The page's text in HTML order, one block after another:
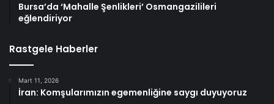
Bursa’da ‘Mahalle Şenlikleri’ Osmangazilileri
eğlendiriyor
Rastgele Haberler
Mart 11, 2026
İran: Komşularımızın egemenliğine saygı duyuyoruz